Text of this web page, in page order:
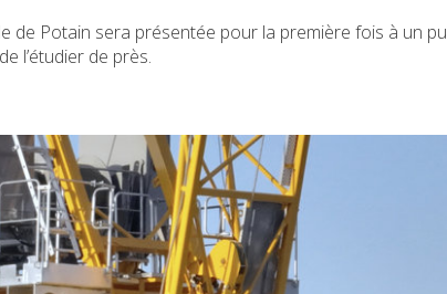
de Potain sera présentée pour la première fois à un
l’étudier de près.